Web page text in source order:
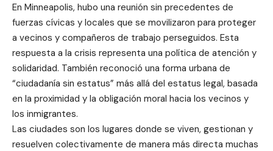
En Minneapolis, hubo una reunión sin precedentes de
fuerzas cívicas y locales que se movilizaron para proteger
a vecinos y compañeros de trabajo perseguidos. Esta
respuesta a la crisis representa una política de atención y
solidaridad. También reconoció una forma urbana de
“ciudadanía sin estatus” más allá del estatus legal, basada
en la proximidad y la obligación moral hacia los vecinos y
los inmigrantes.
Las ciudades son los lugares donde se viven, gestionan y
resuelven colectivamente de manera más directa muchas